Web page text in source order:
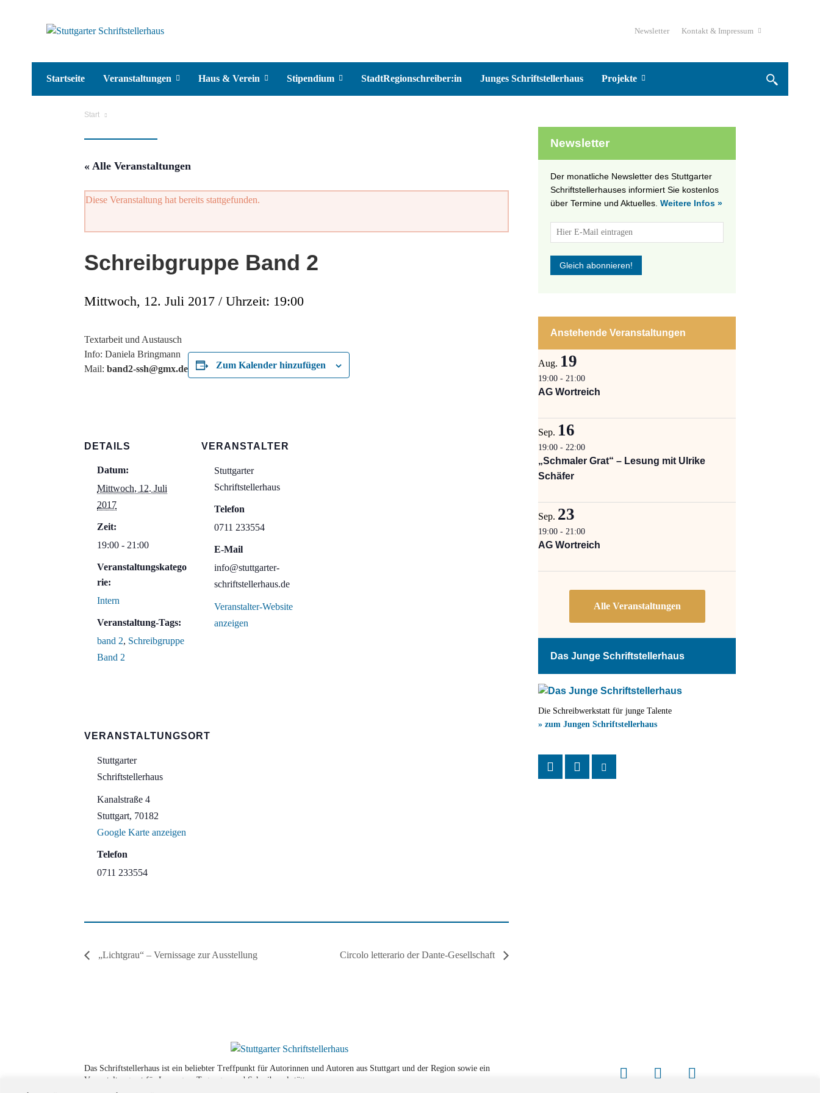
Newsletter Kontakt & Impressum
Startseite Veranstaltungen Haus & Verein Stipendium StadtRegionschreiber:in Junges Schriftstellerhaus Projekte
Start
« Alle Veranstaltungen
Diese Veranstaltung hat bereits stattgefunden.
Schreibgruppe Band 2
Mittwoch, 12. Juli 2017 / Uhrzeit: 19:00
Textarbeit und Austausch
Info: Daniela Bringmann
Mail: band2-ssh@gmx.de Zum Kalender hinzufügen
DETAILS
Datum:
Mittwoch, 12. Juli
2017
Zeit:
19:00 - 21:00
Veranstaltungskatego
rie:
Intern
Veranstaltung-Tags:
band 2, Schreibgruppe
Band 2
VERANSTALTER
Stuttgarter
Schriftstellerhaus
Telefon
0711 233554
E-Mail
info@stuttgarter-
schriftstellerhaus.de
Veranstalter-Website
anzeigen
VERANSTALTUNGSORT
Stuttgarter
Schriftstellerhaus
Kanalstraße 4
Stuttgart, 70182
Google Karte anzeigen
Telefon
0711 233554
„Lichtgrau“ – Vernissage zur Ausstellung Circolo letterario der Dante-Gesellschaft
Newsletter
Der monatliche Newsletter des Stuttgarter
Schriftstellerhauses informiert Sie kostenlos
über Termine und Aktuelles. Weitere Infos »
Anstehende Veranstaltungen
Aug. 19
19:00 - 21:00
AG Wortreich
Sep. 16
19:00 - 22:00
„Schmaler Grat“ – Lesung mit Ulrike
Schäfer
Sep. 23
19:00 - 21:00
AG Wortreich
Das Junge Schriftstellerhaus
Die Schreibwerkstatt für junge Talente
» zum Jungen Schriftstellerhaus
Das Schriftstellerhaus ist ein beliebter Treffpunkt für Autorinnen und Autoren aus Stuttgart und der Region sowie ein
Veranstaltungsort für Lesungen, Tagungen und Schreibwerkstätten.